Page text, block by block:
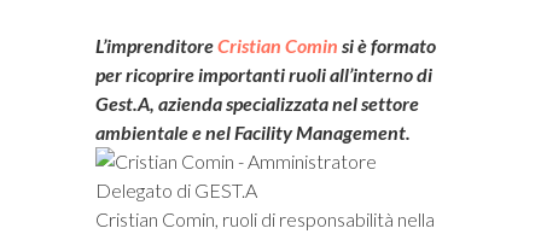
L’imprenditoreCristian Comin si è formato
per ricoprire importanti ruoli all’interno di
Gest.A, azienda specializzata nel settore
ambientale e nel Facility Management.
Cristian Comin, ruoli di responsabilità nella